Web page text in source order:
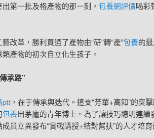
第一批及格產物的那一刻， 包養網評價喝彩
改革，勝利買通了產物由“研”轉“產”包養的
產物的初次自立化生孩子。
承路”
ptt，在于傳承與迭代。這支“芳華+高知”的突
包養出茅廬的青年博士。為了讓技巧聰明連續
員立異發布“實戰講授+結對幫扶”的人才培育